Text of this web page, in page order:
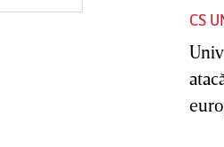
CS